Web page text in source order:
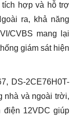
tích hợp và hỗ trợ
ra, khả năng
CVBS mang lại
giám sát hiện
DS-2CE76H0T-
nhà và ngoài trời,
điện 12VDC giúp